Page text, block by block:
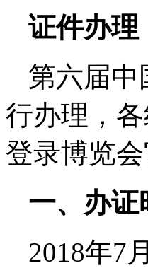
证件办理
第六届中
行办理，
登录博览会
一、办证
2018年7